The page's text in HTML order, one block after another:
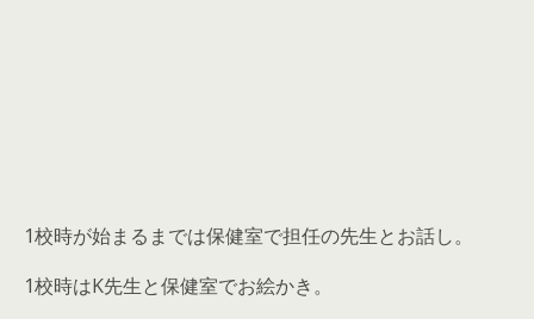
1校時が始まるまでは保健室で担任の先生とお話し。
1校時はK先生と保健室でお絵かき。